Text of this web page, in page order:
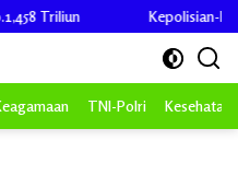
Kepolisian-RI Polda Aceh
TNI-Polri Kesehatan